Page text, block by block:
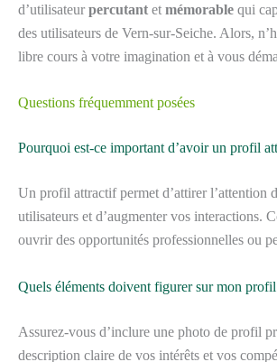
d’utilisateur percutant et mémorable qui
des utilisateurs de Vern-sur-Seiche. Alors,
libre cours à votre imagination et à vous
Questions fréquemment posées
Pourquoi est-ce important d’avoir un profil
Un profil attractif permet d’attirer l’attention
utilisateurs et d’augmenter vos interactions.
ouvrir des opportunités professionnelles ou
Quels éléments doivent figurer sur mon
Assurez-vous d’inclure une photo de profil
description claire de vos intérêts et vos